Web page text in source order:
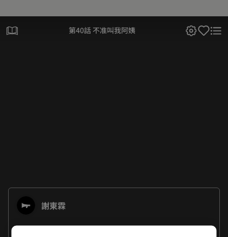
第40話 不准叫我阿姨
謝東霖